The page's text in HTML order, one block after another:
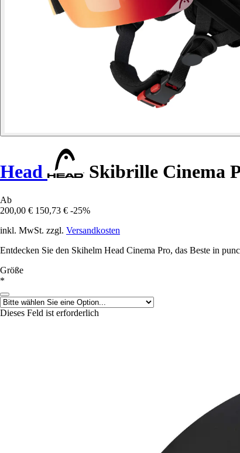
Head Skibrille Cinema
Ab
200,00 € 150,73 € -25%
inkl. MwSt. zzgl. Versandkosten
Entdecken Sie den Skihelm Head Cinema Pro, das Beste in
Größe
*
Dieses Feld ist erforderlich